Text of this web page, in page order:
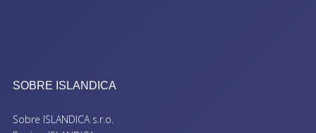
SOBRE ISLANDICA
Sobre ISLANDICA s.r.o.